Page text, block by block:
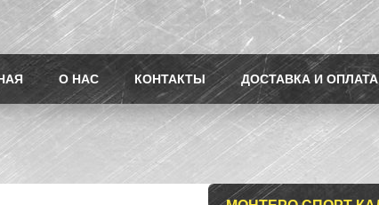
О НАС КОНТАКТЫ ДОСТАВКА И ОПЛАТА